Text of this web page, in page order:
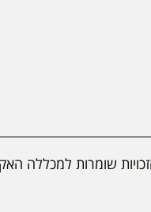
שומרות למכללה